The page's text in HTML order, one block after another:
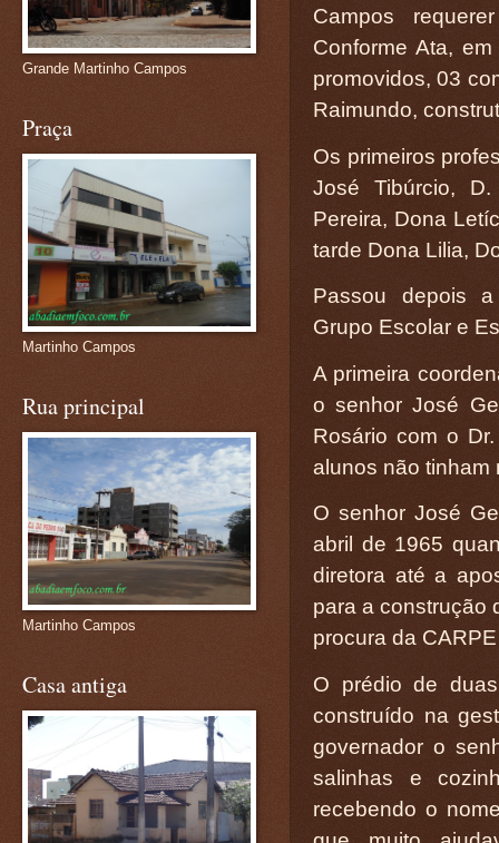
Campos
Conforme Ata,
promovidos, 03
Raimundo,
Os primeiros
José Tibúrcio,
Pereira, Dona
tarde Dona Lilia,
Passou depois a
Grupo Escolar e
A primeira
o senhor José
Rosário com o
alunos não tinham
O senhor José
abril de 1965
diretora até a
para a construção
procura da
O prédio de
construído na
governador o
salinhas e
recebendo o
Grande Martinho Campos
Praça
Martinho Campos
Rua principal
Martinho Campos
Casa antiga